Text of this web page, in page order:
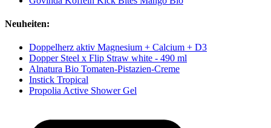
Neuheiten:
Doppelherz aktiv Magnesium + Calcium + D3
Dopper Steel x Flip Straw white - 490 ml
Alnatura Bio Tomaten-Pistazien-Creme
Instick Tropical
Propolia Active Shower Gel